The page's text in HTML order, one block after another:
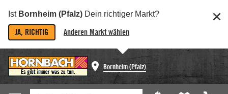
Ist Bornheim (Pfalz) Dein richtiger Markt?
JA, RICHTIG Anderen Markt wählen
Bornheim (Pfalz)